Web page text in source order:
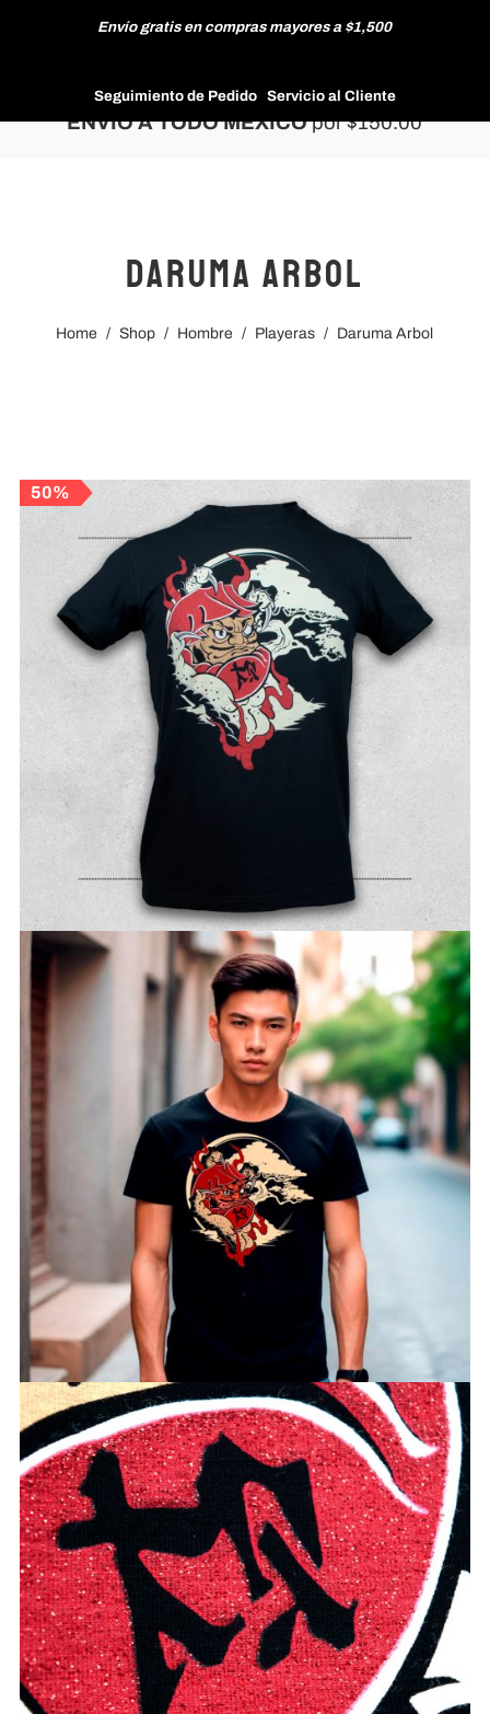
Envío gratis en compras mayores a $1,500
Seguimiento de Pedido Servicio al Cliente
TIENDAS
CONTACTO
ENVÍO A TODO MÉXICOpor $150.00
Daruma Arbol
Home / Shop / Hombre / Playeras / Daruma Arbol
50%